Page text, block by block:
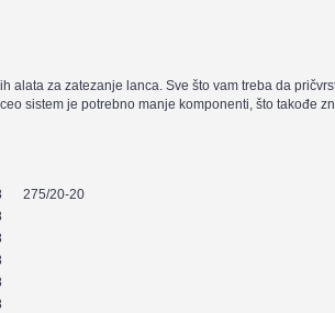
za zatezanje lanca. Sve što vam treba da
sistem je potrebno manje komponenti, što takođe
275/20-20